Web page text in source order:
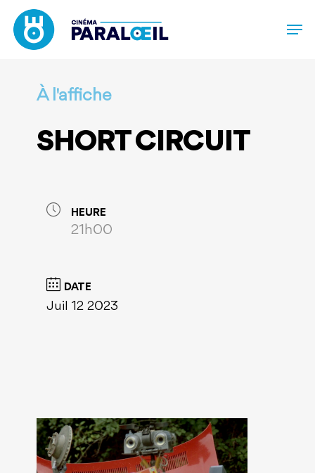
main
À l'affiche
SHORT CIRCUIT
HEURE
21h00
DATE
Juil 12 2023